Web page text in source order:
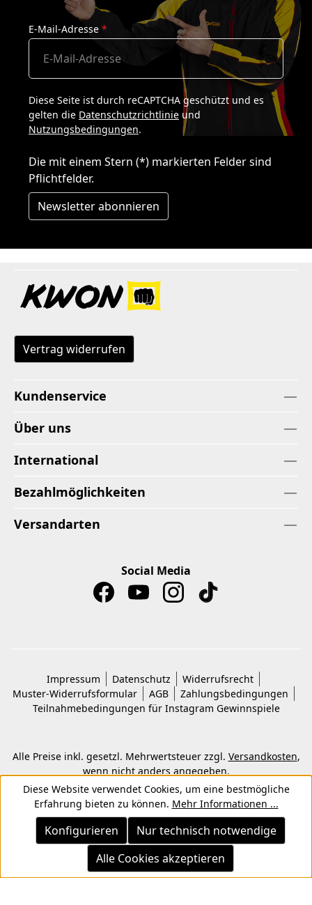
E-Mail-Adresse *
Diese Seite ist durch reCAPTCHA geschützt und es
gelten die Datenschutzrichtlinie und
Nutzungsbedingungen.
Die mit einem Stern (*) markierten Felder sind
Pflichtfelder.
Newsletter abonnieren
Vertrag widerrufen
Kundenservice
Über uns
International
Bezahlmöglichkeiten
Versandarten
Social Media
Impressum Datenschutz
Widerrufsrecht
Muster-Widerrufsformular
AGB
Zahlungsbedingungen
Teilnahmebedingungen für Instagram Gewinnspiele
Alle Preise inkl. gesetzl. Mehrwertsteuer zzgl. Versandkosten,
wenn nicht anders angegeben.
© 2026 Copyright © Kwon KG. Alle Rechte vorbehalten.
Diese Website verwendet Cookies, um eine bestmögliche
Erfahrung bieten zu können. Mehr Informationen ...
Nur technisch notwendige
Konfigurieren
Alle Cookies akzeptieren